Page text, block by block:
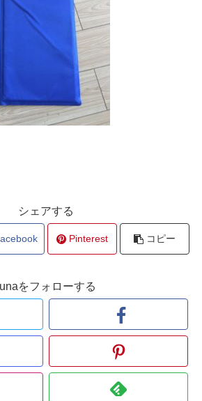
シェアする
Pinterest コピー
をフォローする